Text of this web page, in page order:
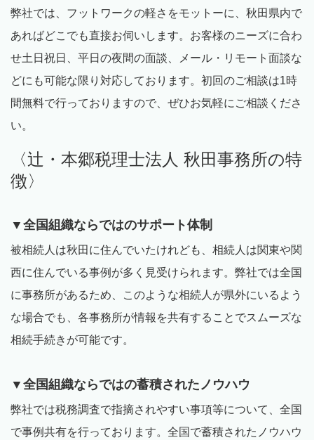
弊社では、フットワークの軽さをモットーに、秋田県内で
あればどこでも直接お伺いします。お客様のニーズに合わ
せ土日祝日、平日の夜間の面談、メール・リモート面談な
どにも可能な限り対応しております。初回のご相談は1時
間無料で行っておりますので、ぜひお気軽にご相談くださ
い。
〈辻・本郷税理士法人 秋田事務所の特
徴〉
▼全国組織ならではのサポート体制
被相続人は秋田に住んでいたけれども、相続人は関東や関
西に住んでいる事例が多く見受けられます。弊社では全国
に事務所があるため、このような相続人が県外にいるよう
な場合でも、各事務所が情報を共有することでスムーズな
相続手続きが可能です。
▼全国組織ならではの蓄積されたノウハウ
弊社では税務調査で指摘されやすい事項等について、全国
で事例共有を行っております。全国で蓄積されたノウハウ